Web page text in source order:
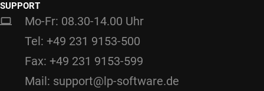
SUPPORT
Mo-Fr: 08.30-14.00 Uhr
Tel: +49 231 9153-500
Fax: +49 231 9153-599
Mail: support@lp-software.de